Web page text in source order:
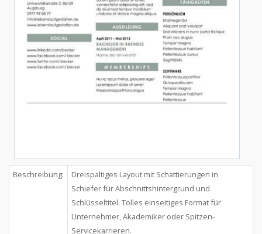
Beschreibung:
Dreispaltiges Layout mit Schattierungen in
Schiefer für Abschnittshintergrund und
Schlüsseltitel. Tolles einseitiges Format für
Unternehmer, Akademiker oder Spitzen-
Servicekarrieren.